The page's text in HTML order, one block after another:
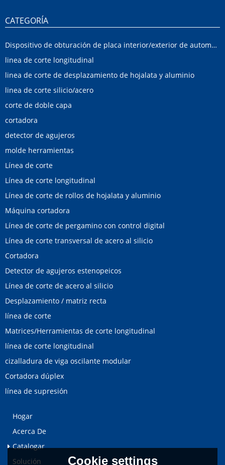
CATEGORÍA
Dispositivo de obturación de placa interior/exterior de automóvil
linea de corte longitudinal
linea de corte de desplazamiento de hojalata y aluminio
linea de corte silicio/acero
corte de doble capa
cortadora
detector de agujeros
molde herramientas
Línea de corte
Línea de corte longitudinal
Línea de corte de rollos de hojalata y aluminio
Máquina cortadora
Línea de corte de pergamino con control digital
Línea de corte transversal de acero al silicio
Cortadora
Detector de agujeros estenopeicos
Línea de corte de acero al silicio
Desplazamiento / matriz recta
línea de corte
Matrices/Herramientas de corte longitudinal
línea de corte longitudinal
cizalladura de viga oscilante modular
Cortadora dúplex
línea de supresión
Hogar
Acerca De
Catalogar
Solución
Cookie settings